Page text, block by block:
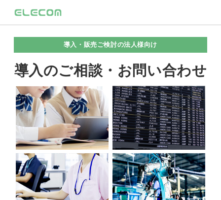
導入・販売ご検討の法人様向け
導入のご相談・お問い合わせ